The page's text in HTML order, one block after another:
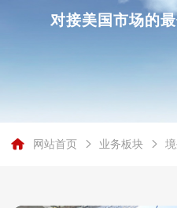
联系我们
对接美国市场的
网站首页 业务板块